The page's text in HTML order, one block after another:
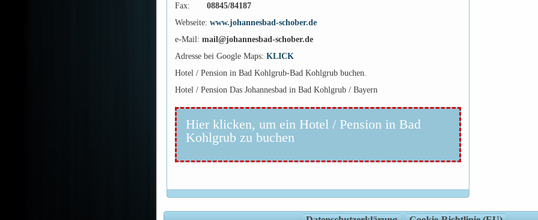
Fax: 08845/84187
Webseite: www.johannesbad-schober.de
e-Mail: mail@johannesbad-schober.de
Adresse bei Google Maps: KLICK
Hotel / Pension in Bad Kohlgrub-Bad Kohlgrub buchen.
Hotel / Pension Das Johannesbad in Bad Kohlgrub / Bayern
Hier klicken, um ein Hotel / Pension in Bad
Kohlgrub zu buchen